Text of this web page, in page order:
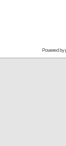
Powered by